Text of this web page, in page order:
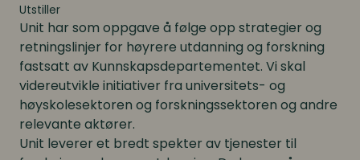
Digitale løsninger innen HR
Digitale løsninger i virksomheten
Digitale løsninger innen HR
Digitale løsninger i virksomheten
Utstiller
Unit har som oppgave å følge opp strategier og
retningslinjer for høyrere utdanning og forskning
fastsatt av Kunnskapsdepartementet. Vi skal
videreutvikle initiativer fra universitets- og
høyskolesektoren og forskningssektoren og andre
relevante aktører.
Unit leverer et bredt spekter av tjenester til